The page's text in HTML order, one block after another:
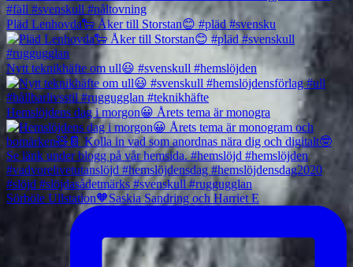
Pläd Lenhovda🐑 Åker till Storstan😊 #pläd #svensku
Nytt teknikhäfte om ull😃 #svenskull #hemslöjden
Hemslöjdens dag i morgon😀 Årets tema är monogra
Sörböle Ullstation🧡Saskia Sandring och Harriet E